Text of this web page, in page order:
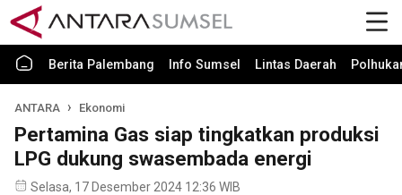
Berita Palembang Info Sumsel Lintas Daerah
ANTARA Ekonomi
Pertamina Gas siap tingkatkan produksi
LPG dukung swasembada energi
Selasa, 17 Desember 2024 12:36 WIB